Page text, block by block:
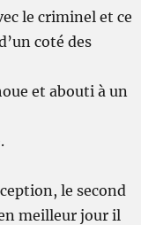
le criminel et ce
coté des
et abouti à un
le second
meilleur jour il